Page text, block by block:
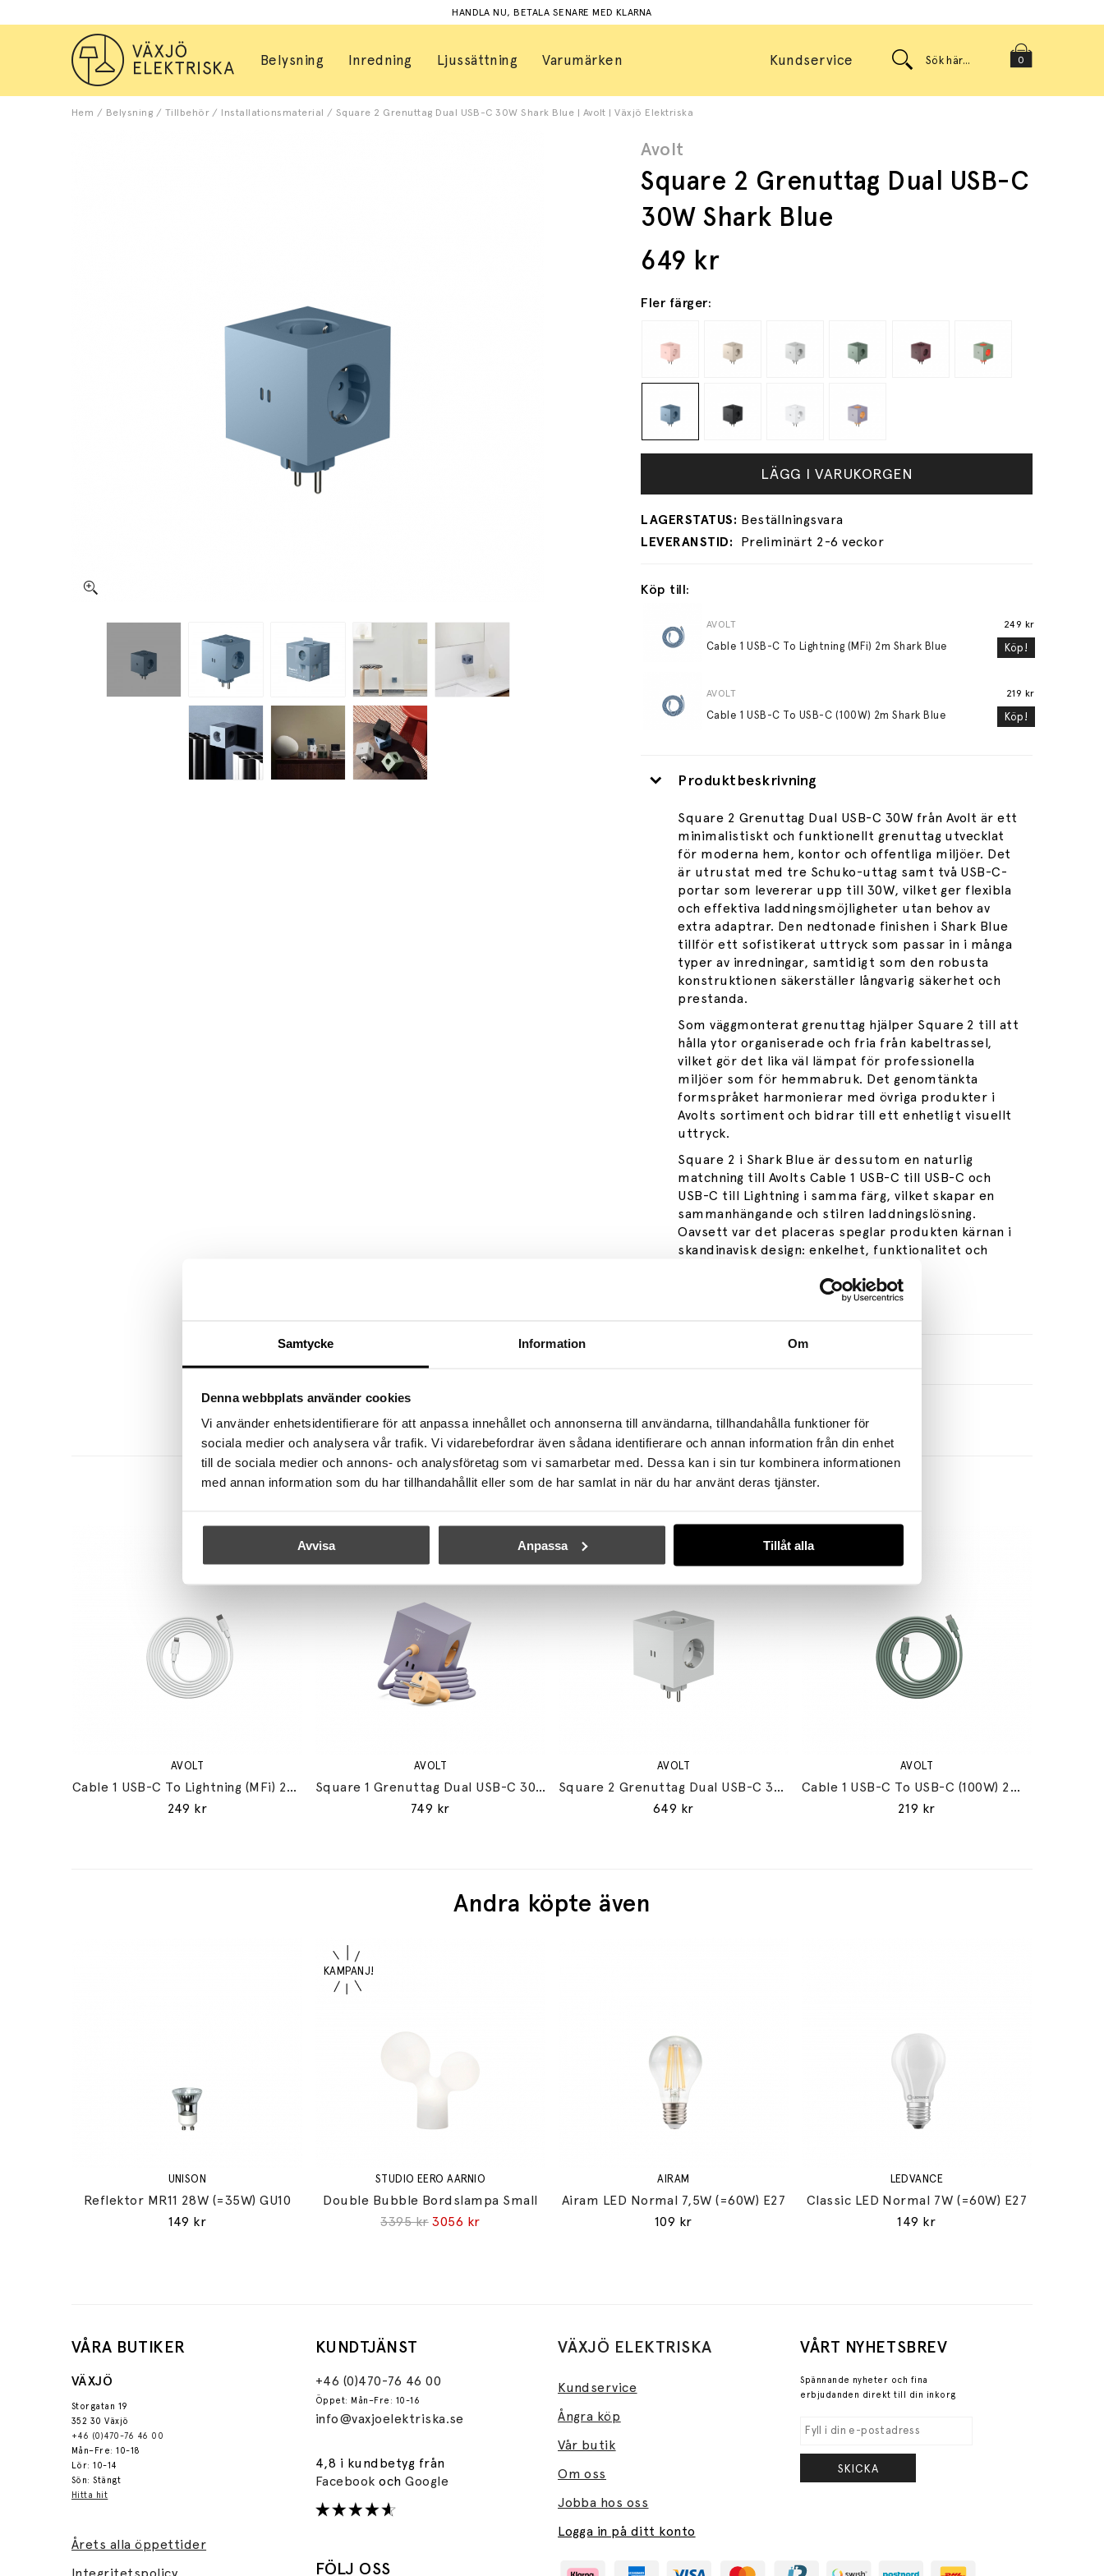
Samtycke Information Om
Denna webbplats använder cookies
Vi använder enhetsidentifierare för att anpassa innehållet och annonserna till användarna, tillhandahålla funktioner för
sociala medier och analysera vår trafik. Vi vidarebefordrar även sådana identifierare och annan information från din enhet
till de sociala medier och annons- och analysföretag som vi samarbetar med. Dessa kan i sin tur kombinera informationen
med annan information som du har tillhandahållit eller som de har samlat in när du har använt deras tjänster.
Avvisa Anpassa Tillåt alla
HANDLA NU, BETALA SENARE MED KLARNA
Belysning Inredning Ljussättning Varumärken 0
Kundservice
Hem / Belysning / Tillbehör / Installationsmaterial /Square 2 Grenuttag Dual USB-C 30W Shark Blue | Avolt | Växjö Elektriska
Avolt
Square 2 Grenuttag Dual USB-C
30W Shark Blue
649 kr
Fler färger:
LÄGG I VARUKORGEN
Preliminärt 2-6 veckor
Köp till:
AVOLT
Cable 1 USB-C To Lightning (MFi) 2m Shark Blue
249 kr
Köp!
AVOLT
Cable 1 USB-C To USB-C (100W) 2m Shark Blue
219 kr
Köp!
Produktbeskrivning
Square 2 Grenuttag Dual USB-C 30W från Avolt är ett
minimalistiskt och funktionellt grenuttag utvecklat
för moderna hem, kontor och offentliga miljöer. Det
är utrustat med tre Schuko-uttag samt två USB-C-
portar som levererar upp till 30W, vilket ger flexibla
och effektiva laddningsmöjligheter utan behov av
extra adaptrar. Den nedtonade finishen i Shark Blue
tillför ett sofistikerat uttryck som passar in i många
typer av inredningar, samtidigt som den robusta
konstruktionen säkerställer långvarig säkerhet och
prestanda.
Som väggmonterat grenuttag hjälper Square 2 till att
hålla ytor organiserade och fria från kabeltrassel,
vilket gör det lika väl lämpat för professionella
miljöer som för hemmabruk. Det genomtänkta
formspråket harmonierar med övriga produkter i
Avolts sortiment och bidrar till ett enhetligt visuellt
uttryck.
Square 2 i Shark Blue är dessutom en naturlig
matchning till Avolts Cable 1 USB-C till USB-C och
USB-C till Lightning i samma färg, vilket skapar en
sammanhängande och stilren laddningslösning.
Oavsett var det placeras speglar produkten kärnan i
skandinavisk design: enkelhet, funktionalitet och
Se mer frånAvolt
AVOLT
Cable 1 USB-C To Lightning (MFi) 2m Martinelli Luce Edition Opal White
249 kr
AVOLT
Square 1 Grenuttag Dual USB-C 30W & Magnet 1,8m Bauhaus-Archiv Edition Lavender Glow
749 kr
AVOLT
Square 2 Grenuttag Dual USB-C 30W Gotland Grey
649 kr
AVOLT
Cable 1 USB-C To USB-C (100W) 2m Oak Green
219 kr
Andra köpte även
UNISON
Reflektor MR11 28W (=35W) GU10
149 kr
STUDIO EERO AARNIO
Double Bubble Bordslampa Small
3395 kr 3056 kr
AIRAM
Airam LED Normal 7,5W (=60W) E27
109 kr
LEDVANCE
Classic LED Normal 7W (=60W) E27
149 kr
VÅRA BUTIKER
VÄXJÖ
Storgatan 19
352 30 Växjö
+46 (0)470-76 46 00
Mån–Fre: 10-18
Lör: 10-14
Sön: Stängt
Hitta hit
Årets alla öppettider
KUNDTJÄNST
+46 (0)470-76 46 00
Öppet: Mån–Fre: 10-16
info@vaxjoelektriska.se
4,8 i kundbetyg från
FacebookochGoogle
VÄXJÖ ELEKTRISKA
Kundservice
Ångra köp
Vår butik
Om oss
Jobba hos oss
Logga in på ditt konto
VÅRT NYHETSBREV
Spännande nyheter och fina
erbjudanden direkt till din inkorg
SKICKA
FÖLJ OSS